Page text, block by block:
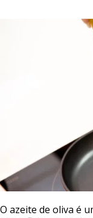
O azeite de oliva é